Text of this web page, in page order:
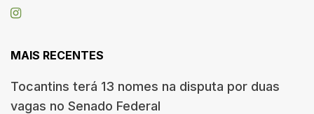
MAIS RECENTES
Tocantins terá 13 nomes na disputa por duas
vagas no Senado Federal